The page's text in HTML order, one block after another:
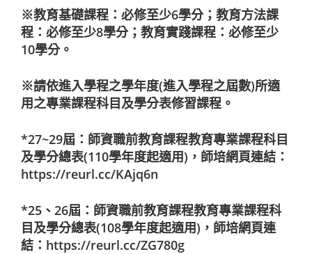
※教育基礎課程：必修至少6學分；教育方法課
程：必修至少8學分；教育實踐課程：必修至少
10學分。
※請依進入學程之學年度(進入學程之屆數)所適
用之專業課程科目及學分表修習課程。
*27~29屆：師資職前教育課程教育專業課程科目
及學分總表(110學年度起適用)，師培網頁連結：
https://reurl.cc/KAjq6n
*25、26屆：師資職前教育課程教育專業課程科
目及學分總表(108學年度起適用)，師培網頁連
結： https://reurl.cc/ZG780g